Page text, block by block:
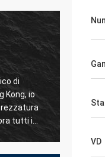
Ho provato più di
affare degli
è il meglio, essi può
professionali reali
problemi, fornitore
VD